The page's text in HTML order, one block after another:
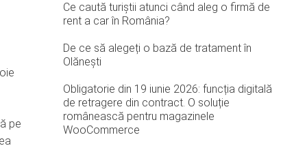
pe
Ce caută turiștii atunci când aleg o firmă de
rent a car în România?
De ce să alegeți o bază de tratament în
Olănești
Obligatorie din 19 iunie 2026: funcția digitală
de retragere din contract. O soluție
românească pentru magazinele
WooCommerce